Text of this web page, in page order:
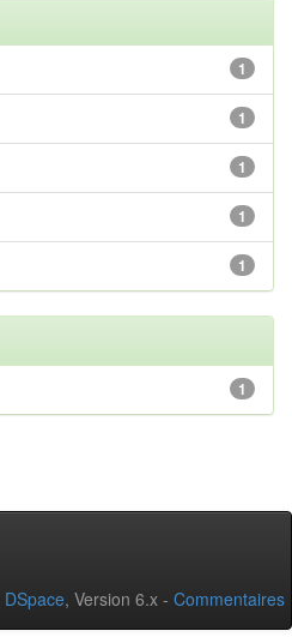
1
1
1
1
1
1
DSpace, Version 6.x - Commentaires